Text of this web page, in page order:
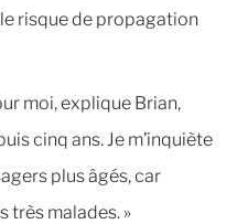
risque de propagation
moi, explique Brian,
cinq ans. Je m’inquiète
plus âgés, car
très malades. »